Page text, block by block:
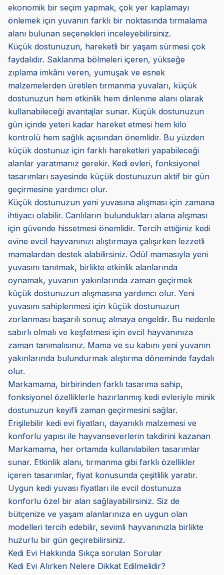
ekonomik bir seçim yapmak, çok yer kaplamayı
önlemek için yuvanın farklı bir noktasında tırmalama
alanı bulunan seçenekleri inceleyebilirsiniz.
Küçük dostunuzun, hareketli bir yaşam sürmesi çok
faydalıdır. Saklanma bölmeleri içeren, yükseğe
zıplama imkânı veren, yumuşak ve esnek
malzemelerden üretilen tırmanma yuvaları, küçük
dostunuzun hem etkinlik hem dinlenme alanı olarak
kullanabileceği avantajlar sunar. Küçük dostunuzun
gün içinde yeteri kadar hareket etmesi hem kilo
kontrolü hem sağlık açısından önemlidir. Bu yüzden
küçük dostunuz için farklı hareketleri yapabileceği
alanlar yaratmanız gerekir. Kedi evleri, fonksiyonel
tasarımları sayesinde küçük dostunuzun aktif bir gün
geçirmesine yardımcı olur.
Küçük dostunuzun yeni yuvasına alışması için zamana
ihtiyacı olabilir. Canlıların bulundukları alana alışması
için güvende hissetmesi önemlidir. Tercih ettiğiniz kedi
evine evcil hayvanınızı alıştırmaya çalışırken lezzetli
mamalardan destek alabilirsiniz. Ödül mamasıyla yeni
yuvasını tanıtmak, birlikte etkinlik alanlarında
oynamak, yuvanın yakınlarında zaman geçirmek
küçük dostunuzun alışmasına yardımcı olur. Yeni
yuvasını sahiplenmesi için küçük dostunuzun
zorlanması başarılı sonuç almaya engeldir. Bu nedenle
sabırlı olmalı ve keşfetmesi için evcil hayvanınıza
zaman tanımalısınız. Mama ve su kabını yeni yuvanın
yakınlarında bulundurmak alıştırma döneminde faydalı
olur.
Markamama, birbirinden farklı tasarıma sahip,
fonksiyonel özelliklerle hazırlanmış kedi evleriyle minik
dostunuzun keyifli zaman geçirmesini sağlar.
Erişilebilir kedi evi fiyatları, dayanıklı malzemesi ve
konforlu yapısı ile hayvanseverlerin takdirini kazanan
Markamama, her ortamda kullanılabilen tasarımlar
sunar. Etkinlik alanı, tırmanma gibi farklı özellikler
içeren tasarımlar, fiyat konusunda çeşitlilik yaratır.
Uygun kedi yuvası fiyatları ile evcil dostunuza
konforlu özel bir alan sağlayabilirsiniz. Siz de
bütçenize ve yaşam alanlarınıza en uygun olan
modelleri tercih edebilir, sevimli hayvanınızla birlikte
huzurlu bir gün geçirebilirsiniz.
Kedi Evi Hakkında Sıkça sorulan Sorular
Kedi Evi Alırken Nelere Dikkat Edilmelidir?